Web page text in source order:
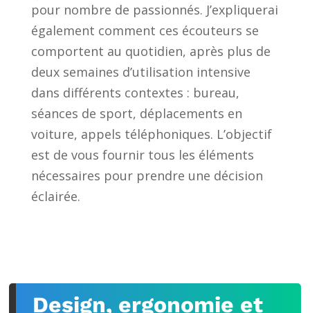
pour nombre de passionnés. J’expliquerai
également comment ces écouteurs se
comportent au quotidien, après plus de
deux semaines d’utilisation intensive
dans différents contextes : bureau,
séances de sport, déplacements en
voiture, appels téléphoniques. L’objectif
est de vous fournir tous les éléments
nécessaires pour prendre une décision
éclairée.
Design, ergonomie et